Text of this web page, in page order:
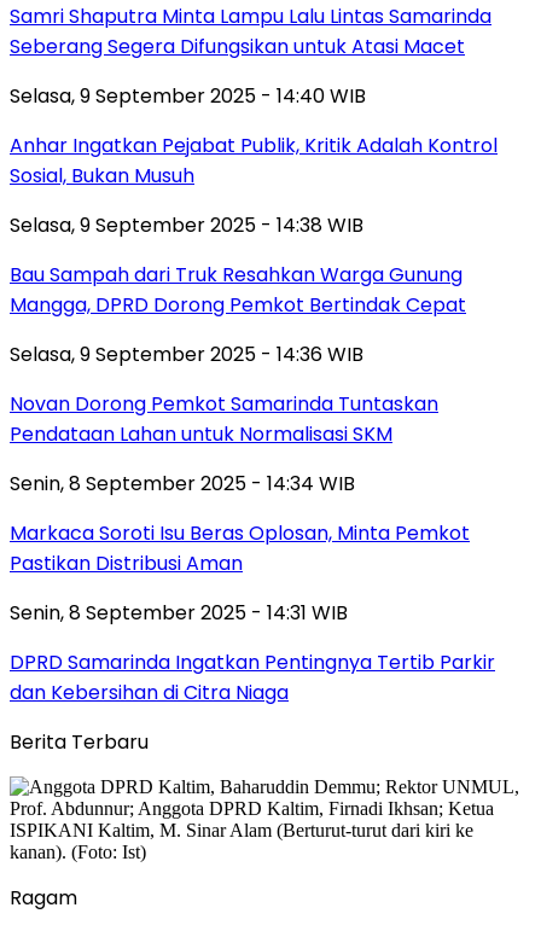
Samri Shaputra Minta Lampu Lalu Lintas Samarinda
Seberang Segera Difungsikan untuk Atasi Macet
Selasa, 9 September 2025 - 14:40 WIB
Anhar Ingatkan Pejabat Publik, Kritik Adalah Kontrol
Sosial, Bukan Musuh
Selasa, 9 September 2025 - 14:38 WIB
Bau Sampah dari Truk Resahkan Warga Gunung
Mangga, DPRD Dorong Pemkot Bertindak Cepat
Selasa, 9 September 2025 - 14:36 WIB
Novan Dorong Pemkot Samarinda Tuntaskan
Pendataan Lahan untuk Normalisasi SKM
Senin, 8 September 2025 - 14:34 WIB
Markaca Soroti Isu Beras Oplosan, Minta Pemkot
Pastikan Distribusi Aman
Senin, 8 September 2025 - 14:31 WIB
DPRD Samarinda Ingatkan Pentingnya Tertib Parkir
dan Kebersihan di Citra Niaga
Berita Terbaru
Ragam